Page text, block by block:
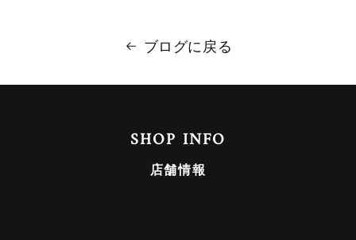
ブログに戻る
SHOP INFO
店舗情報